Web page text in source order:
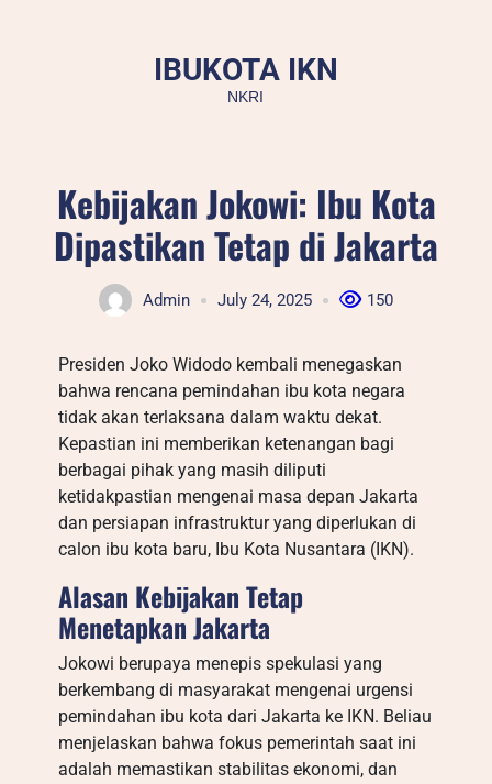
IBUKOTA IKN
NKRI
Kebijakan Jokowi: Ibu Kota
Dipastikan Tetap di Jakarta
Admin July 24, 2025 150
Presiden Joko Widodo kembali menegaskan
bahwa rencana pemindahan ibu kota negara
tidak akan terlaksana dalam waktu dekat.
Kepastian ini memberikan ketenangan bagi
berbagai pihak yang masih diliputi
ketidakpastian mengenai masa depan Jakarta
dan persiapan infrastruktur yang diperlukan di
calon ibu kota baru, Ibu Kota Nusantara (IKN).
Alasan Kebijakan Tetap
Menetapkan Jakarta
Jokowi berupaya menepis spekulasi yang
berkembang di masyarakat mengenai urgensi
pemindahan ibu kota dari Jakarta ke IKN. Beliau
menjelaskan bahwa fokus pemerintah saat ini
adalah memastikan stabilitas ekonomi, dan